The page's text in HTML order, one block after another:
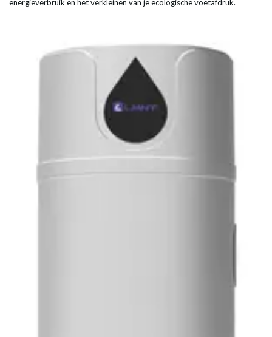
energieverbruik en het verkleinen van je ecologische voetafdruk.